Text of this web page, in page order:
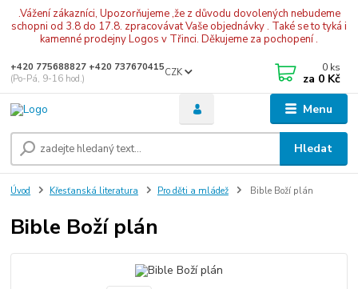
.Vážení zákazníci, Upozorňujeme ,že z důvodu dovolených nebudeme
schopni od 3.8 do 17.8. zpracovávat Vaše objednávky . Také se to tyká i
kamenné prodejny Logos v Třinci. Děkujeme za pochopení .
Menu
CZK
Hledat
+420 775688827 +420 737670415
(Po-Pá, 9-16 hod.)
0 ks
za 0 Kč
Úvod Křesťanská literatura Pro děti a mládež Bible Boží plán
Bible Boží plán